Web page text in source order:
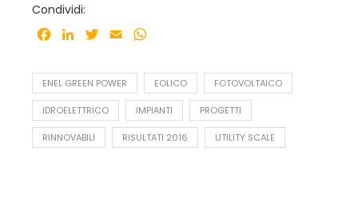
Condividi:
Facebook
LinkedInTwitter
Email
ENEL GREEN POWER EOLICO FOTOVOLTAICO
IDROELETTRICO IMPIANTI PROGETTI
RINNOVABILI RISULTATI 2016 UTILITY SCALE